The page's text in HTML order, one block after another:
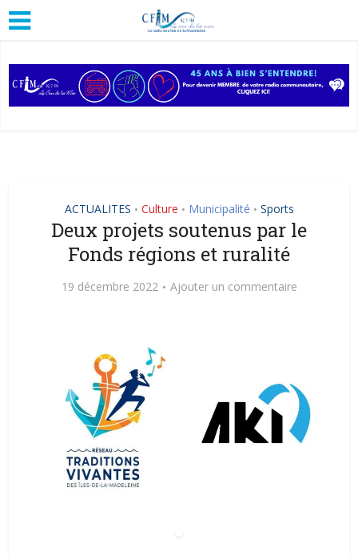
ACTUALITES • Culture • Municipalité • Sports
Deux projets soutenus par le
Fonds régions et ruralité
19 décembre 2022 Ajouter un commentaire